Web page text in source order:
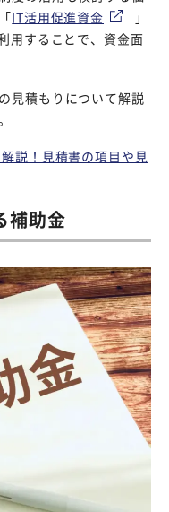
IT活用促進資金
」
用することで、資金面
見積もりについて解説
説！見積書の項目や見
補助金